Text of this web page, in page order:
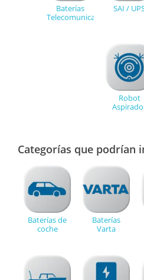
Baterías
Telecomunicaciones
SAI /
Robot
Categorías que podrían
Baterías de
coche
Baterías
Varta